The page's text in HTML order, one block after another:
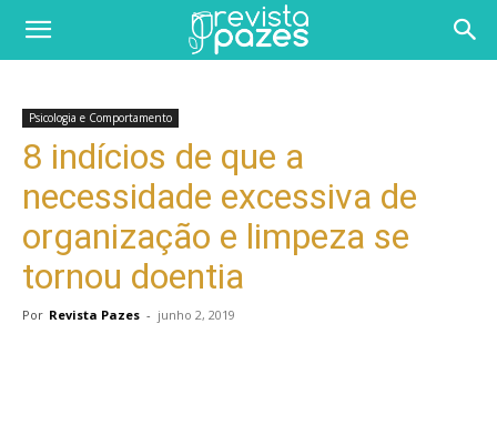
Psicologia e Comportamento
8 indícios de que a
necessidade excessiva de
organização e limpeza se
tornou doentia
Por Revista Pazes - junho 2, 2019